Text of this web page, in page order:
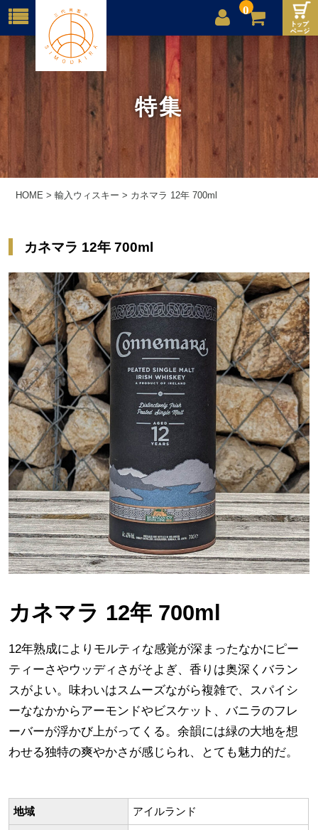
0
店舗案内
ご利用案内
送料
お問合せ
特集
HOME >輸入ウィスキー > カネマラ 12年 700ml
カネマラ 12年 700ml
カネマラ 12年 700ml
12年熟成によりモルティな感覚が深まったなかにピー
ティーさやウッディさがそよぎ、香りは奥深くバラン
スがよい。味わいはスムーズながら複雑で、スパイシ
ーななかからアーモンドやビスケット、バニラのフレ
ーバーが浮かび上がってくる。余韻には緑の大地を想
わせる独特の爽やかさが感じられ、とても魅力的だ。
地域 アイルランド